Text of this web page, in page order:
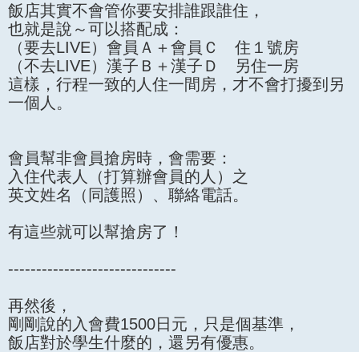
飯店其實不會管你要安排誰跟誰住，
也就是說～可以搭配成：
（要去LIVE）會員Ａ＋會員Ｃ 住１號房
（不去LIVE）漢子Ｂ＋漢子Ｄ 另住一房
這樣，行程一致的人住一間房，才不會打擾到另
一個人。
會員幫非會員搶房時，會需要：
入住代表人（打算辦會員的人）之
英文姓名（同護照）、聯絡電話。
有這些就可以幫搶房了！
------------------------------
再然後，
剛剛說的入會費1500日元，只是個基準，
飯店對於學生什麼的，還另有優惠。